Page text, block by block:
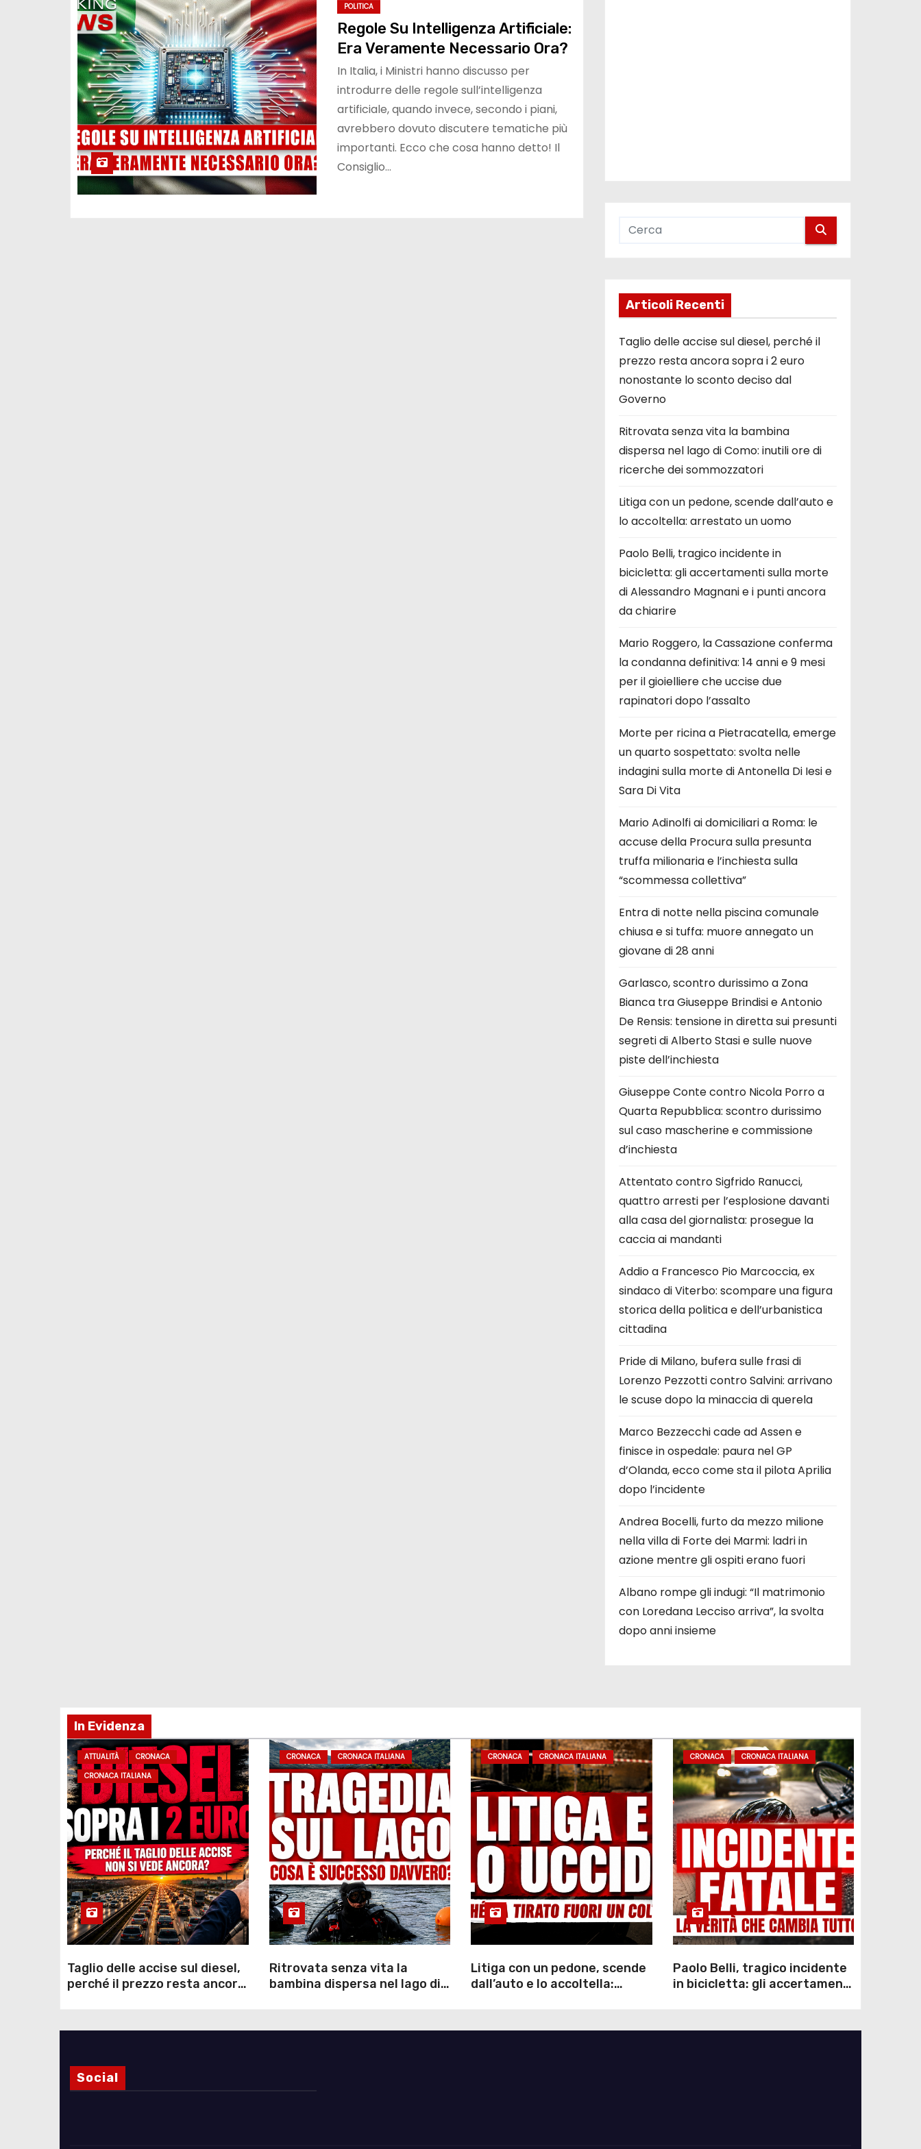
POLITICA
Regole Su Intelligenza Artificiale:
Era Veramente Necessario Ora?
In Italia, i Ministri hanno discusso per
introdurre delle regole sull’intelligenza
artificiale, quando invece, secondo i piani,
avrebbero dovuto discutere tematiche più
importanti. Ecco che cosa hanno detto! Il
Consiglio…
Articoli Recenti
Taglio delle accise sul diesel, perché il
prezzo resta ancora sopra i 2 euro
nonostante lo sconto deciso dal
Governo
Ritrovata senza vita la bambina
dispersa nel lago di Como: inutili ore di
ricerche dei sommozzatori
Litiga con un pedone, scende dall’auto e
lo accoltella: arrestato un uomo
Paolo Belli, tragico incidente in
bicicletta: gli accertamenti sulla morte
di Alessandro Magnani e i punti ancora
da chiarire
Mario Roggero, la Cassazione conferma
la condanna definitiva: 14 anni e 9 mesi
per il gioielliere che uccise due
rapinatori dopo l’assalto
Morte per ricina a Pietracatella, emerge
un quarto sospettato: svolta nelle
indagini sulla morte di Antonella Di Iesi e
Sara Di Vita
Mario Adinolfi ai domiciliari a Roma: le
accuse della Procura sulla presunta
truffa milionaria e l’inchiesta sulla
“scommessa collettiva”
Entra di notte nella piscina comunale
chiusa e si tuffa: muore annegato un
giovane di 28 anni
Garlasco, scontro durissimo a Zona
Bianca tra Giuseppe Brindisi e Antonio
De Rensis: tensione in diretta sui presunti
segreti di Alberto Stasi e sulle nuove
piste dell’inchiesta
Giuseppe Conte contro Nicola Porro a
Quarta Repubblica: scontro durissimo
sul caso mascherine e commissione
d’inchiesta
Attentato contro Sigfrido Ranucci,
quattro arresti per l’esplosione davanti
alla casa del giornalista: prosegue la
caccia ai mandanti
Addio a Francesco Pio Marcoccia, ex
sindaco di Viterbo: scompare una figura
storica della politica e dell’urbanistica
cittadina
Pride di Milano, bufera sulle frasi di
Lorenzo Pezzotti contro Salvini: arrivano
le scuse dopo la minaccia di querela
Marco Bezzecchi cade ad Assen e
finisce in ospedale: paura nel GP
d’Olanda, ecco come sta il pilota Aprilia
dopo l’incidente
Andrea Bocelli, furto da mezzo milione
nella villa di Forte dei Marmi: ladri in
azione mentre gli ospiti erano fuori
Albano rompe gli indugi: “Il matrimonio
con Loredana Lecciso arriva”, la svolta
dopo anni insieme
In Evidenza
ATTUALITÀ
CRONACA
CRONACA ITALIANA
Taglio delle accise sul diesel,
perché il prezzo resta ancora
CRONACA CRONACA ITALIANA
Ritrovata senza vita la
bambina dispersa nel lago di
CRONACA CRONACA ITALIANA
Litiga con un pedone, scende
dall’auto e lo accoltella:
CRONACA CRONACA ITALIANA
Paolo Belli, tragico incidente
in bicicletta: gli accertamenti
chiarire
Social